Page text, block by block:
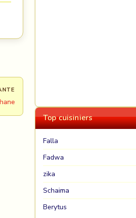
Top cuisiniers
Falla
Fadwa
zika
Schaima
Berytus